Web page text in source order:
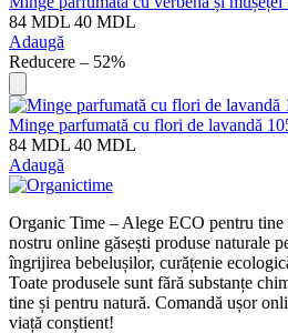
84 MDL 40 MDL
Adaugă
Reducere – 52%
Minge parfumată cu flori de lavandă
84 MDL 40 MDL
Adaugă
Organic Time – Alege ECO pentru
nostru online găsești produse naturale
îngrijirea bebelușilor, curățenie
Toate produsele sunt fără substanțe
tine și pentru natură. Comandă ușor
viață conștient!